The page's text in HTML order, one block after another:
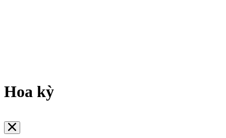
Hoa kỳ